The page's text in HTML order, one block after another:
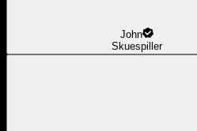
John
Skuespiller